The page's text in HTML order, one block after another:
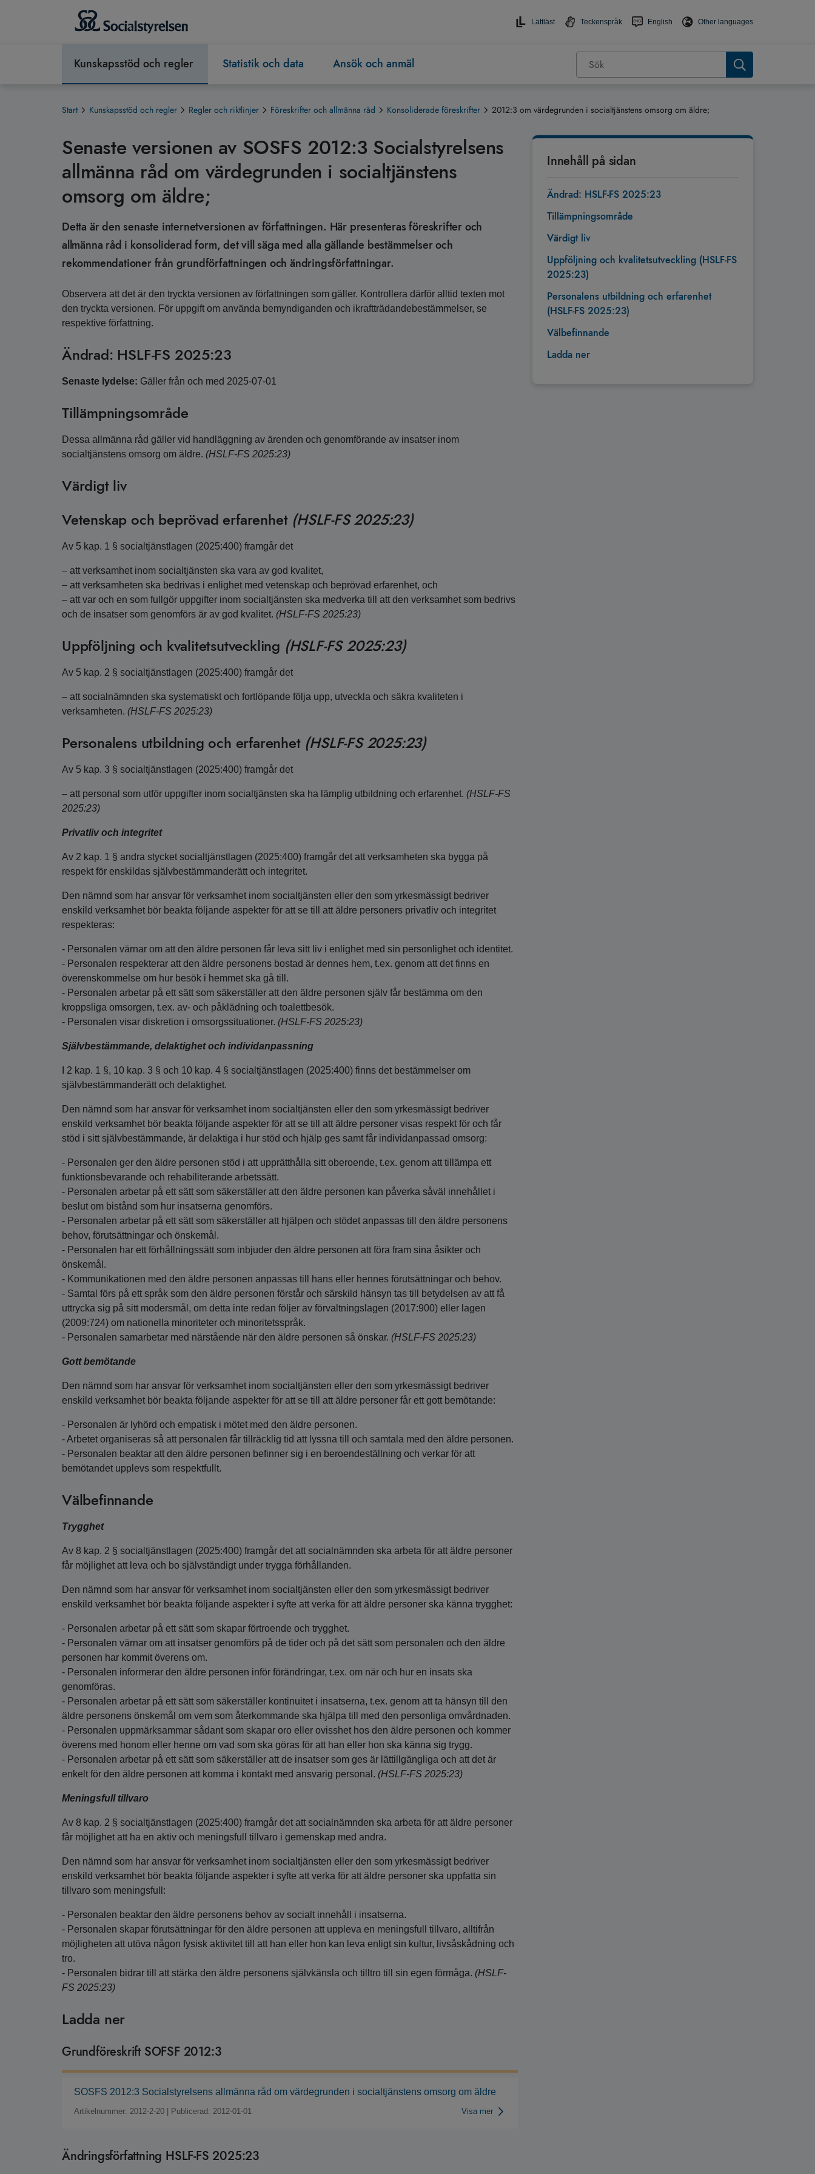
Lättläst Teckenspråk English Other languages
Kunskapsstöd och regler Statistik och data Ansök och anmäl
Start Kunskapsstöd och regler Regler och riktlinjer Föreskrifter och allmänna råd Konsoliderade föreskrifter 2012:3 om värdegrunden i socialtjänstens omsorg om äldre;
Innehåll på sidan
Ändrad: HSLF-FS 2025:23
Tillämpningsområde
Värdigt liv
Uppföljning och kvalitetsutveckling (HSLF-FS
2025:23)
Personalens utbildning och erfarenhet
(HSLF-FS 2025:23)
Välbefinnande
Ladda ner
Senaste versionen av SOSFS 2012:3 Socialstyrelsens
allmänna råd om värdegrunden i socialtjänstens
omsorg om äldre;
Detta är den senaste internetversionen av författningen. Här presenteras föreskrifter och
allmänna råd i konsoliderad form, det vill säga med alla gällande bestämmelser och
rekommendationer från grundförfattningen och ändringsförfattningar.
Observera att det är den tryckta versionen av författningen som gäller. Kontrollera därför alltid texten mot
den tryckta versionen. För uppgift om använda bemyndiganden och ikraftträdandebestämmelser, se
respektive författning.
Ändrad: HSLF-FS 2025:23
Senaste lydelse: Gäller från och med 2025-07-01
Tillämpningsområde
Dessa allmänna råd gäller vid handläggning av ärenden och genomförande av insatser inom
socialtjänstens omsorg om äldre. (HSLF-FS 2025:23)
Värdigt liv
Vetenskap och beprövad erfarenhet (HSLF-FS 2025:23)
Av 5 kap. 1 § socialtjänstlagen (2025:400) framgår det
– att verksamhet inom socialtjänsten ska vara av god kvalitet,
– att verksamheten ska bedrivas i enlighet med vetenskap och beprövad erfarenhet, och
– att var och en som fullgör uppgifter inom socialtjänsten ska medverka till att den verksamhet som bedrivs
och de insatser som genomförs är av god kvalitet. (HSLF-FS 2025:23)
Uppföljning och kvalitetsutveckling (HSLF-FS 2025:23)
Av 5 kap. 2 § socialtjänstlagen (2025:400) framgår det
– att socialnämnden ska systematiskt och fortlöpande följa upp, utveckla och säkra kvaliteten i
verksamheten. (HSLF-FS 2025:23)
Personalens utbildning och erfarenhet (HSLF-FS 2025:23)
Av 5 kap. 3 § socialtjänstlagen (2025:400) framgår det
– att personal som utför uppgifter inom socialtjänsten ska ha lämplig utbildning och erfarenhet. (HSLF-FS
2025:23)
Privatliv och integritet
Av 2 kap. 1 § andra stycket socialtjänstlagen (2025:400) framgår det att verksamheten ska bygga på
respekt för enskildas självbestämmanderätt och integritet.
Den nämnd som har ansvar för verksamhet inom socialtjänsten eller den som yrkesmässigt bedriver
enskild verksamhet bör beakta följande aspekter för att se till att äldre personers privatliv och integritet
respekteras:
- Personalen värnar om att den äldre personen får leva sitt liv i enlighet med sin personlighet och identitet.
- Personalen respekterar att den äldre personens bostad är dennes hem, t.ex. genom att det finns en
överenskommelse om hur besök i hemmet ska gå till.
- Personalen arbetar på ett sätt som säkerställer att den äldre personen själv får bestämma om den
kroppsliga omsorgen, t.ex. av- och påklädning och toalettbesök.
- Personalen visar diskretion i omsorgssituationer. (HSLF-FS 2025:23)
Självbestämmande, delaktighet och individanpassning
I 2 kap. 1 §, 10 kap. 3 § och 10 kap. 4 § socialtjänstlagen (2025:400) finns det bestämmelser om
självbestämmanderätt och delaktighet.
Den nämnd som har ansvar för verksamhet inom socialtjänsten eller den som yrkesmässigt bedriver
enskild verksamhet bör beakta följande aspekter för att se till att äldre personer visas respekt för och får
stöd i sitt självbestämmande, är delaktiga i hur stöd och hjälp ges samt får individanpassad omsorg:
- Personalen ger den äldre personen stöd i att upprätthålla sitt oberoende, t.ex. genom att tillämpa ett
funktionsbevarande och rehabiliterande arbetssätt.
- Personalen arbetar på ett sätt som säkerställer att den äldre personen kan påverka såväl innehållet i
beslut om bistånd som hur insatserna genomförs.
- Personalen arbetar på ett sätt som säkerställer att hjälpen och stödet anpassas till den äldre personens
behov, förutsättningar och önskemål.
- Personalen har ett förhållningssätt som inbjuder den äldre personen att föra fram sina åsikter och
önskemål.
- Kommunikationen med den äldre personen anpassas till hans eller hennes förutsättningar och behov.
- Samtal förs på ett språk som den äldre personen förstår och särskild hänsyn tas till betydelsen av att få
uttrycka sig på sitt modersmål, om detta inte redan följer av förvaltningslagen (2017:900) eller lagen
(2009:724) om nationella minoriteter och minoritetsspråk.
- Personalen samarbetar med närstående när den äldre personen så önskar. (HSLF-FS 2025:23)
Gott bemötande
Den nämnd som har ansvar för verksamhet inom socialtjänsten eller den som yrkesmässigt bedriver
enskild verksamhet bör beakta följande aspekter för att se till att äldre personer får ett gott bemötande:
- Personalen är lyhörd och empatisk i mötet med den äldre personen.
- Arbetet organiseras så att personalen får tillräcklig tid att lyssna till och samtala med den äldre personen.
- Personalen beaktar att den äldre personen befinner sig i en beroendeställning och verkar för att
bemötandet upplevs som respektfullt.
Välbefinnande
Trygghet
Av 8 kap. 2 § socialtjänstlagen (2025:400) framgår det att socialnämnden ska arbeta för att äldre personer
får möjlighet att leva och bo självständigt under trygga förhållanden.
Den nämnd som har ansvar för verksamhet inom socialtjänsten eller den som yrkesmässigt bedriver
enskild verksamhet bör beakta följande aspekter i syfte att verka för att äldre personer ska känna trygghet:
- Personalen arbetar på ett sätt som skapar förtroende och trygghet.
- Personalen värnar om att insatser genomförs på de tider och på det sätt som personalen och den äldre
personen har kommit överens om.
- Personalen informerar den äldre personen inför förändringar, t.ex. om när och hur en insats ska
genomföras.
- Personalen arbetar på ett sätt som säkerställer kontinuitet i insatserna, t.ex. genom att ta hänsyn till den
äldre personens önskemål om vem som återkommande ska hjälpa till med den personliga omvårdnaden.
- Personalen uppmärksammar sådant som skapar oro eller ovisshet hos den äldre personen och kommer
överens med honom eller henne om vad som ska göras för att han eller hon ska känna sig trygg.
- Personalen arbetar på ett sätt som säkerställer att de insatser som ges är lättillgängliga och att det är
enkelt för den äldre personen att komma i kontakt med ansvarig personal. (HSLF-FS 2025:23)
Meningsfull tillvaro
Av 8 kap. 2 § socialtjänstlagen (2025:400) framgår det att socialnämnden ska arbeta för att äldre personer
får möjlighet att ha en aktiv och meningsfull tillvaro i gemenskap med andra.
Den nämnd som har ansvar för verksamhet inom socialtjänsten eller den som yrkesmässigt bedriver
enskild verksamhet bör beakta följande aspekter i syfte att verka för att äldre personer ska uppfatta sin
tillvaro som meningsfull:
- Personalen beaktar den äldre personens behov av socialt innehåll i insatserna.
- Personalen skapar förutsättningar för den äldre personen att uppleva en meningsfull tillvaro, alltifrån
möjligheten att utöva någon fysisk aktivitet till att han eller hon kan leva enligt sin kultur, livsåskådning och
tro.
- Personalen bidrar till att stärka den äldre personens självkänsla och tilltro till sin egen förmåga. (HSLF-
FS 2025:23)
Ladda ner
Grundföreskrift SOFSF 2012:3
SOSFS 2012:3 Socialstyrelsens allmänna råd om värdegrunden i socialtjänstens omsorg om äldre
Artikelnummer: 2012-2-20 Publicerad: 2012-01-01 Visa mer
Ändringsförfattning HSLF-FS 2025:23